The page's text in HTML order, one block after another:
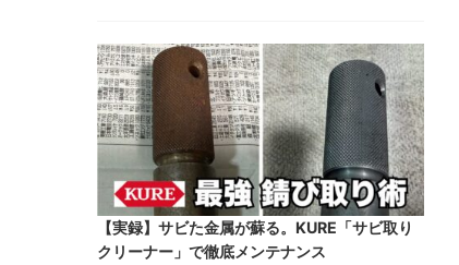
【実録】サビた金属が蘇る。KURE「サビ取り
クリーナー」で徹底メンテナンス